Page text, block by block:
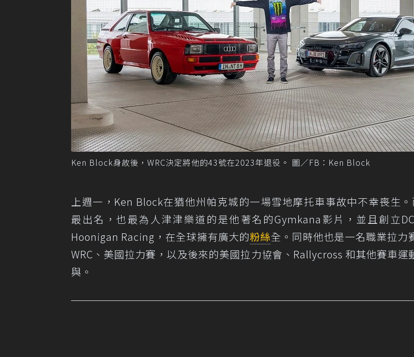
Ken Block身故後，WRC決定將他的43號在2023年退役。 圖／FB：Ken Block
上週一，Ken Block在猶他州帕克城的一場雪地摩托車事故中不幸喪生
最出名，也最為人津津樂道的是他著名的Gymkana影片，並且創立
Hoonigan Racing，在全球擁有廣大的粉絲全。同時他也是一名職業拉力
WRC、美國拉力賽，以及後來的美國拉力協會、Rallycross 和其他賽車運
與。